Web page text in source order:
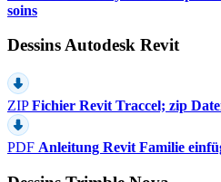
soins
Dessins Autodesk Revit
ZIP Fichier Revit Traccel; zip
PDF Anleitung Revit Familie